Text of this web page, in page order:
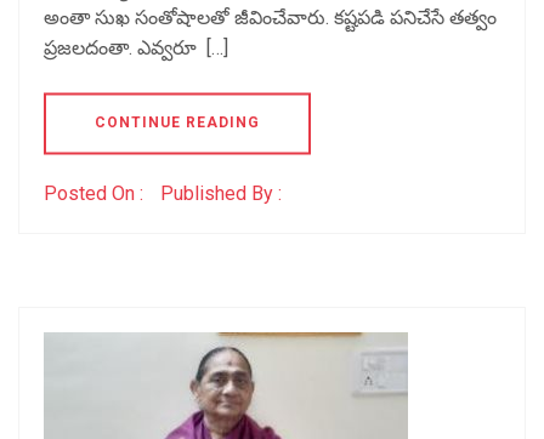
అంతా సుఖ సంతోషాలతో జీవించేవారు. కష్టపడి పనిచేసే తత్వం
ప్రజలదంతా. ఎవ్వరూ […]
CONTINUE READING
Posted On : Published By :